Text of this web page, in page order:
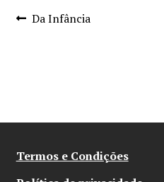
Navegação
Artigo
Da Infância
Termos e Condições